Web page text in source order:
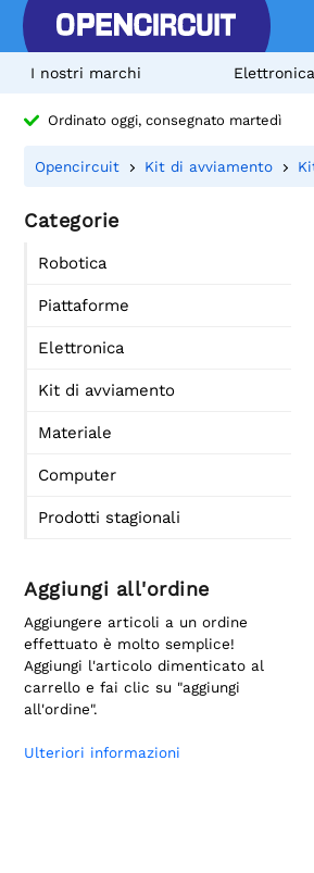
I nostri marchi Elettronica
Ordinato oggi, consegnato martedì
Opencircuit Kit di avviamento
Categorie
Robotica
Piattaforme
Elettronica
Kit di avviamento
Materiale
Computer
Prodotti stagionali
Aggiungi all'ordine
Aggiungere articoli a un ordine
effettuato è molto semplice!
Aggiungi l'articolo dimenticato al
carrello e fai clic su "aggiungi
all'ordine".
Ulteriori informazioni